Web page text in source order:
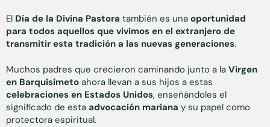
El Día de la Divina Pastora también es una oportunidad
para todos aquellos que vivimos en el extranjero de
transmitir esta tradición a las nuevas generaciones.
Muchos padres que crecieron caminando junto a la Virgen
en Barquisimeto ahora llevan a sus hijos a estas
celebraciones en Estados Unidos, enseñándoles el
significado de esta advocación mariana y su papel como
protectora espiritual.